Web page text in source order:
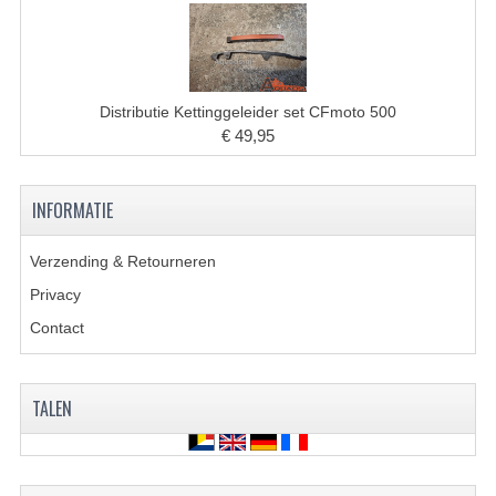
Distributie Kettinggeleider set CFmoto 500
€ 49,95
INFORMATIE
Verzending & Retourneren
Privacy
Contact
TALEN